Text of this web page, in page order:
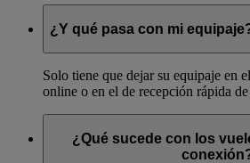
¿Y qué pasa con mi
Solo tiene que dejar su equipaje en
online o en el de recepción rápida
¿Qué sucede con los